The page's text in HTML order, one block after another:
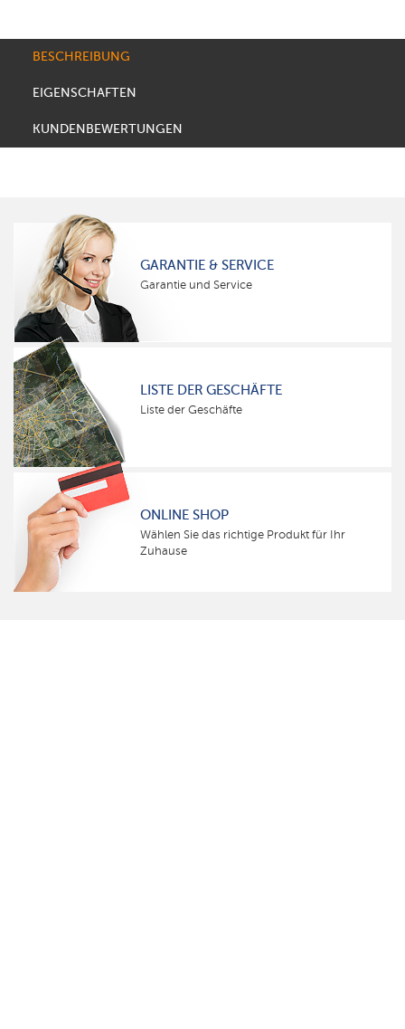
BESCHREIBUNG
EIGENSCHAFTEN
KUNDENBEWERTUNGEN
GARANTIE & SERVICE
Garantie und Service
LISTE DER GESCHÄFTE
Liste der Geschäfte
ONLINE SHOP
Wählen Sie das richtige Produkt für Ihr
Zuhause